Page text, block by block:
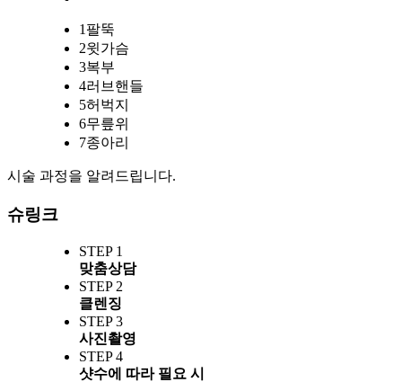
1 팔뚝
2윗가슴
3복부
4러브핸들
5허벅지
6무릎위
7종아리
시술 과정을 알려드립니다.
슈링크
STEP 1
맞춤상담
STEP 2
클렌징
STEP 3
사진촬영
STEP 4
샷수에 따라 필요 시